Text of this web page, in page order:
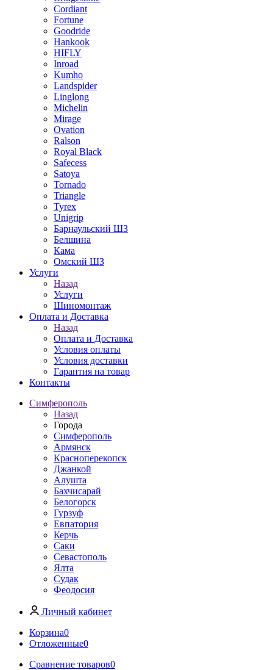
Cordiant
Fortune
Goodride
Hankook
HIFLY
Inroad
Kumho
Landspider
Linglong
Michelin
Mirage
Ovation
Ralson
Royal Black
Safecess
Satoya
Tornado
Triangle
Tyrex
Unigrip
Барнаульский ШЗ
Белшина
Кама
Омский ШЗ
Услуги
Назад
Услуги
Шиномонтаж
Оплата и Доставка
Назад
Оплата и Доставка
Условия оплаты
Условия доставки
Гарантия на товар
Контакты
Симферополь
Назад
Города
Симферополь
Армянск
Красноперекопск
Джанкой
Алушта
Бахчисарай
Белогорск
Гурзуф
Евпатория
Керчь
Саки
Севастополь
Ялта
Судак
Феодосия
Личный кабинет
Корзина0
Отложенные0
Сравнение товаров0